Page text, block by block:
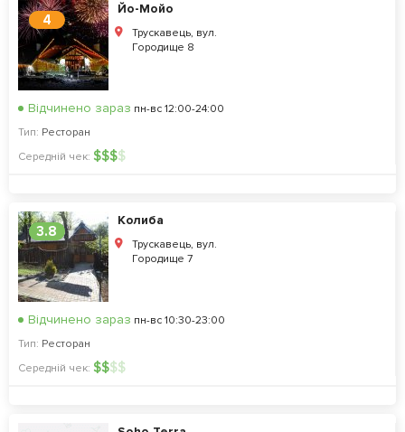
4
Йо-Мойо
Трускавець, вул.
Городище 8
Відчинено зараз пн-вс 12:00-24:00
Тип: Ресторан
Середній чек: $$$$
3.8
Колиба
Трускавець, вул.
Городище 7
Відчинено зараз пн-вс 10:30-23:00
Тип: Ресторан
Середній чек: $$$$